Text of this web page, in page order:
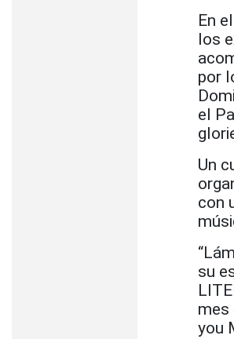
En
los
por
el
Un
con
su
mes
you